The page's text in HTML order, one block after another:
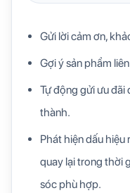
Gửi lời cảm ơn,
Gợi ý sản phẩm
Tự động gửi ưu
thành.
Phát hiện dấu
quay lại trong thời
sóc phù hợp.